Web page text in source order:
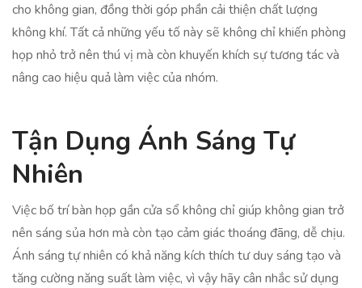
cho không gian, đồng thời góp phần cải thiện chất lượng
không khí. Tất cả những yếu tố này sẽ không chỉ khiến phòng
họp nhỏ trở nên thú vị mà còn khuyến khích sự tương tác và
nâng cao hiệu quả làm việc của nhóm.
Tận Dụng Ánh Sáng Tự
Nhiên
Việc bố trí bàn họp gần cửa sổ không chỉ giúp không gian trở
nên sáng sủa hơn mà còn tạo cảm giác thoáng đãng, dễ chịu.
Ánh sáng tự nhiên có khả năng kích thích tư duy sáng tạo và
tăng cường năng suất làm việc, vì vậy hãy cân nhắc sử dụng